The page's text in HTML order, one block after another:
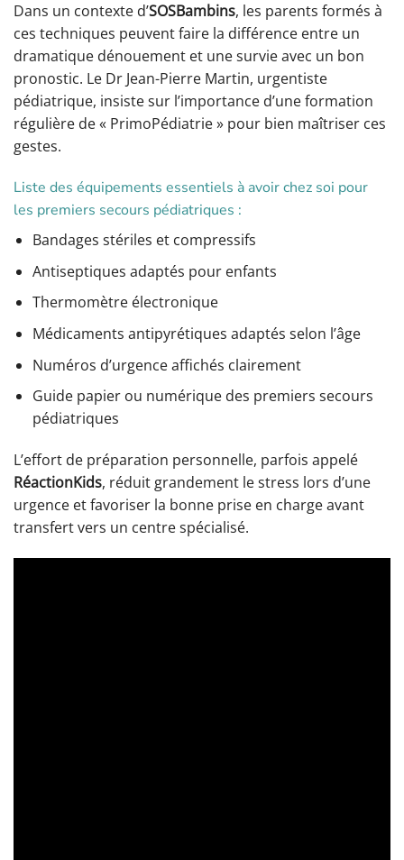
Dans un contexte d’SOSBambins, les parents formés à
ces techniques peuvent faire la différence entre un
dramatique dénouement et une survie avec un bon
pronostic. Le Dr Jean-Pierre Martin, urgentiste
pédiatrique, insiste sur l’importance d’une formation
régulière de « PrimoPédiatrie » pour bien maîtriser ces
gestes.
Liste des équipements essentiels à avoir chez soi pour
les premiers secours pédiatriques :
Bandages stériles et compressifs
Antiseptiques adaptés pour enfants
Thermomètre électronique
Médicaments antipyrétiques adaptés selon l’âge
Numéros d’urgence affichés clairement
Guide papier ou numérique des premiers secours
pédiatriques
L’effort de préparation personnelle, parfois appelé
RéactionKids, réduit grandement le stress lors d’une
urgence et favoriser la bonne prise en charge avant
transfert vers un centre spécialisé.